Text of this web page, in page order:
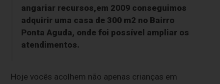
angariar recursos,em 2009 conseguimos
adquirir uma casa de 300 m2 no Bairro
Ponta Aguda, onde foi possível ampliar os
atendimentos.
Hoje vocês acolhem não apenas crianças em